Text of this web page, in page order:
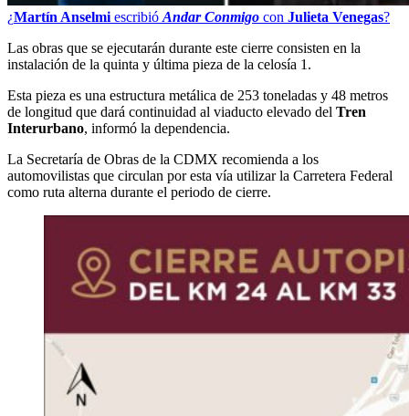
¿Martín Anselmi escribió Andar Conmigo con Julieta Venegas?
Las obras que se ejecutarán durante este cierre consisten en la
instalación de la quinta y última pieza de la celosía 1.
Esta pieza es una estructura metálica de 253 toneladas y 48 metros
de longitud que dará continuidad al viaducto elevado del Tren
Interurbano, informó la dependencia.
La Secretaría de Obras de la CDMX recomienda a los
automovilistas que circulan por esta vía utilizar la Carretera Federal
como ruta alterna durante el periodo de cierre.